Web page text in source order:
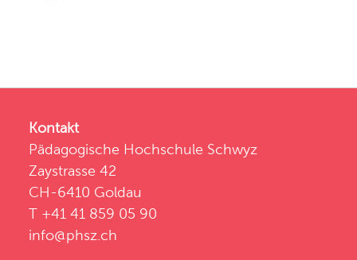
Kontakt
Pädagogische Hochschule Schwyz
Zaystrasse 42
CH-6410 Goldau
T +41 41 859 05 90
info@phsz.ch